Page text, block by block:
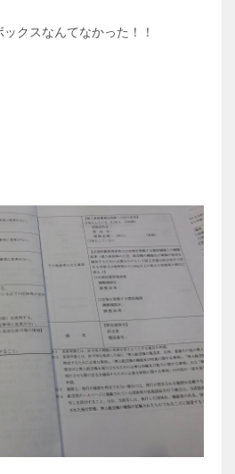
クスなんてなかった！！